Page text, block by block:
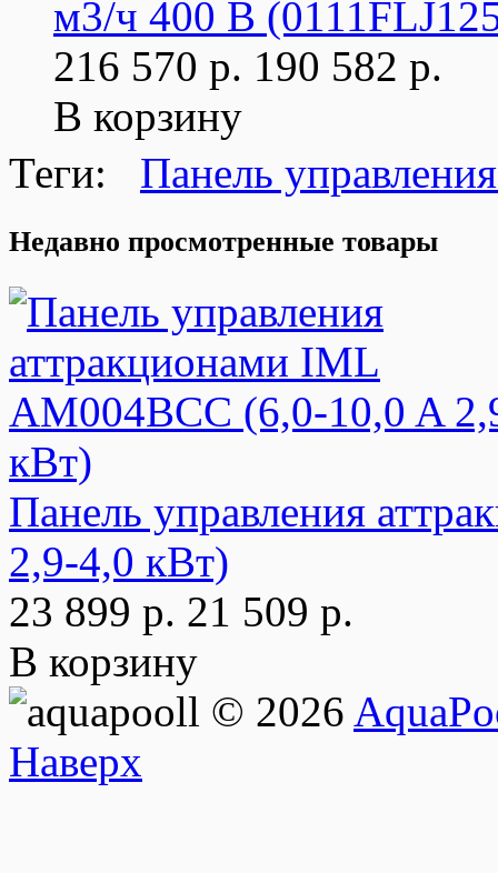
м3/ч 400 В
216 570 р. 190 582 р.
В корзину
Теги: Панель
Недавно просмотренные товары
Панель управления
2,9-4,0 кВт)
23 899 р. 21 509 р.
В корзину
© 2026
Наверх